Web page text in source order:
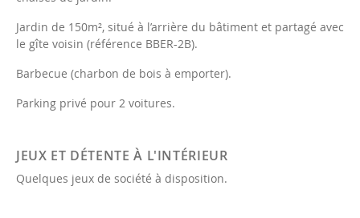
Jardin de 150m², situé à l’arrière du bâtiment et partagé avec
le gîte voisin (référence BBER-2B).
Barbecue (charbon de bois à emporter).
Parking privé pour 2 voitures.
JEUX ET DÉTENTE À L'INTÉRIEUR
Quelques jeux de société à disposition.